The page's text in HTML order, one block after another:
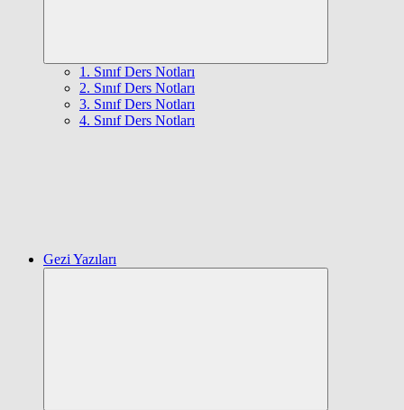
1. Sınıf Ders Notları
2. Sınıf Ders Notları
3. Sınıf Ders Notları
4. Sınıf Ders Notları
Gezi Yazıları